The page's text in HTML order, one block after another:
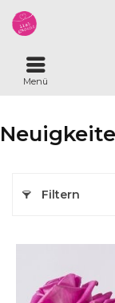
Menü
Filtern